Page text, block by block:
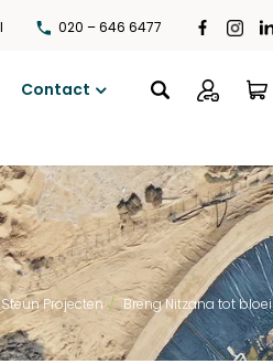
020 – 646 6477
Contact
Steun Projecten / Breng Nitzana tot bloei